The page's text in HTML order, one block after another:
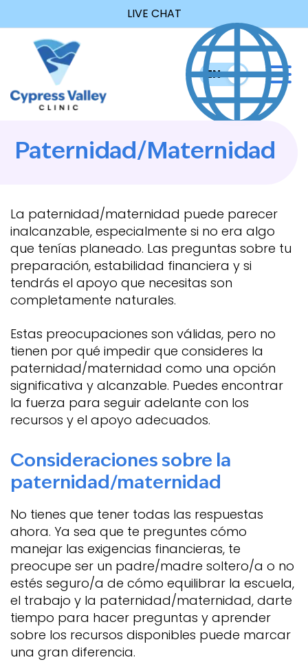
LIVE CHAT
ENES
Paternidad/Maternidad
La paternidad/maternidad puede parecer
inalcanzable, especialmente si no era algo
que tenías planeado. Las preguntas sobre tu
preparación, estabilidad financiera y si
tendrás el apoyo que necesitas son
completamente naturales.
Estas preocupaciones son válidas, pero no
tienen por qué impedir que consideres la
paternidad/maternidad como una opción
significativa y alcanzable. Puedes encontrar
la fuerza para seguir adelante con los
recursos y el apoyo adecuados.
Consideraciones sobre la
paternidad/maternidad
No tienes que tener todas las respuestas
ahora. Ya sea que te preguntes cómo
manejar las exigencias financieras, te
preocupe ser un padre/madre soltero/a o no
estés seguro/a de cómo equilibrar la escuela,
el trabajo y la paternidad/maternidad, darte
tiempo para hacer preguntas y aprender
sobre los recursos disponibles puede marcar
una gran diferencia.